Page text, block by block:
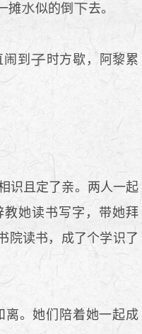
摊 似的倒 去。
闹到
时方歇，阿黎累
识且定了亲。两人一起
她读书写字，带她拜
院读书，成了个学识了
离。她们陪着她一起成